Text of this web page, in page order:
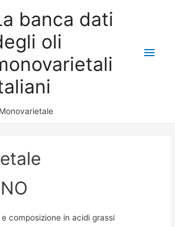
banca dati
oli
Main
Monovarietale
composizione in acidi grassi